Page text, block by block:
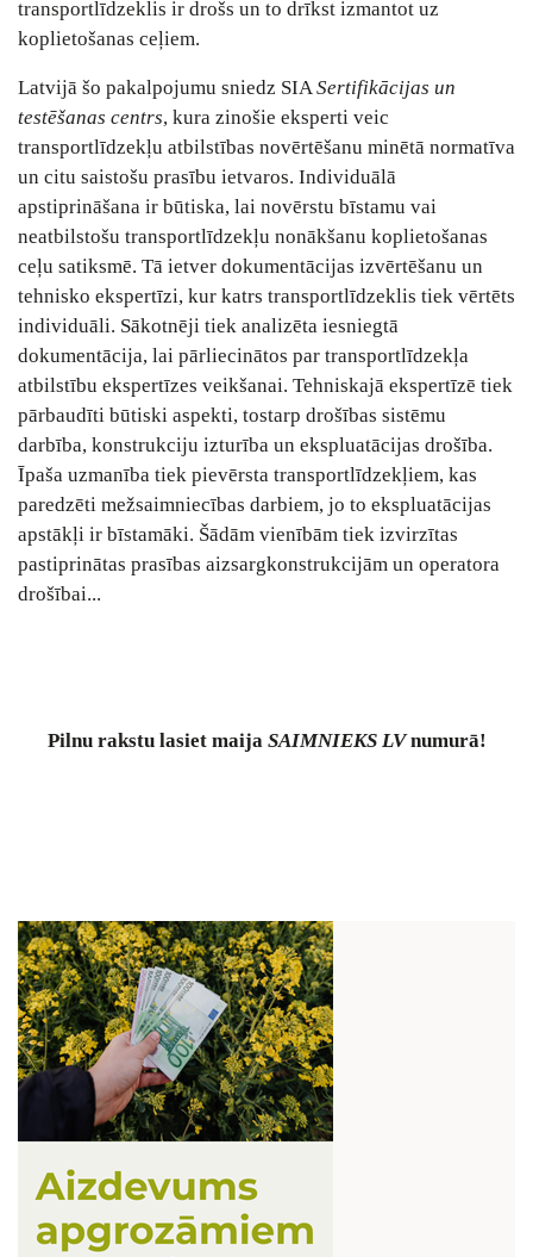
transportlīdzeklis ir drošs un to drīkst izmantot uz
koplietošanas ceļiem.
Latvijā šo pakalpojumu sniedz SIASertifikācijas un
testēšanas centrs, kura zinošie eksperti veic
transportlīdzekļu atbilstības novērtēšanu minētā normatīva
un citu saistošu prasību ietvaros. Individuālā
apstiprināšana ir būtiska, lai novērstu bīstamu vai
neatbilstošu transportlīdzekļu nonākšanu koplietošanas
ceļu satiksmē. Tā ietver dokumentācijas izvērtēšanu un
tehnisko ekspertīzi, kur katrs transportlīdzeklis tiek vērtēts
individuāli. Sākotnēji tiek analizēta iesniegtā
dokumentācija, lai pārliecinātos par transportlīdzekļa
atbilstību ekspertīzes veikšanai. Tehniskajā ekspertīzē tiek
pārbaudīti būtiski aspekti, tostarp drošības sistēmu
darbība, konstrukciju izturība un ekspluatācijas drošība.
Īpaša uzmanība tiek pievērsta transportlīdzekļiem, kas
paredzēti mežsaimniecības darbiem, jo to ekspluatācijas
apstākļi ir bīstamāki. Šādām vienībām tiek izvirzītas
pastiprinātas prasības aizsargkonstrukcijām un operatora
drošībai...
Pilnu rakstu lasiet maija SAIMNIEKS LVnumurā!